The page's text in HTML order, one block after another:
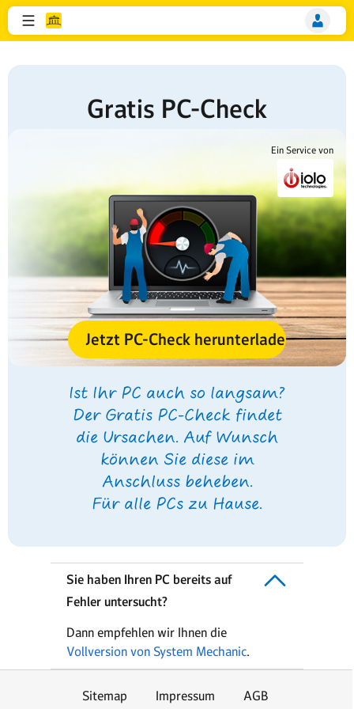
Gratis PC-Check
Ist Ihr PC auch so langsam?
Der Gratis PC-Check findet
die Ursachen. Auf Wunsch
können Sie diese im
Anschluss beheben.
Für alle PCs zu Hause.
Ein Service von
Jetzt PC-Check herunterladen
Sie haben Ihren PC bereits auf
Fehler untersucht?
Dann empfehlen wir Ihnen die
Vollversion von System Mechanic.
Sitemap Impressum AGB